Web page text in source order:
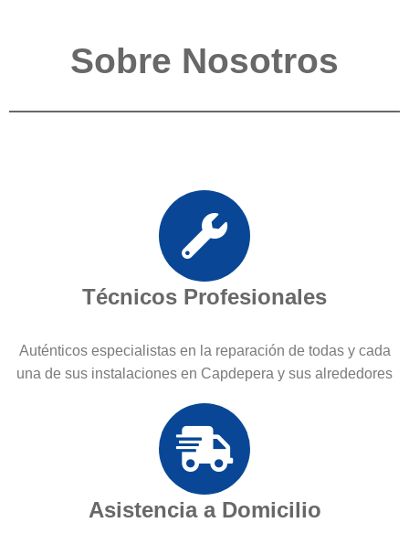
Sobre Nosotros
Técnicos Profesionales
Auténticos especialistas en la reparación de todas y cada
una de sus instalaciones en Capdepera y sus alrededores
Asistencia a Domicilio